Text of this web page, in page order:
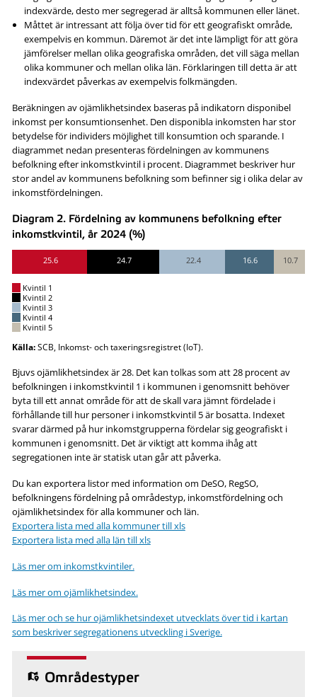
indexvärde, desto mer segregerad är alltså kommunen eller länet.
Måttet är intressant att följa över tid för ett geografiskt område,
exempelvis en kommun. Däremot är det inte lämpligt för att göra
jämförelser mellan olika geografiska områden, det vill säga mellan
olika kommuner och mellan olika län. Förklaringen till detta är att
indexvärdet påverkas av exempelvis folkmängden.
Beräkningen av ojämlikhetsindex baseras på indikatorn disponibel
inkomst per konsumtionsenhet. Den disponibla inkomsten har stor
betydelse för individers möjlighet till konsumtion och sparande. I
diagrammet nedan presenteras fördelningen av kommunens
befolkning efter inkomstkvintil i procent. Diagrammet beskriver hur
stor andel av kommunens befolkning som befinner sig i olika delar av
inkomstfördelningen.
Diagram 2. Fördelning av kommunens befolkning efter
inkomstkvintil, år 2024 (%)
25.6 24.7 22.4 16.6 10.7
Kvintil 1
Kvintil 2
Kvintil 3
Kvintil 4
Kvintil 5
Källa:SCB, Inkomst- och taxeringsregistret (IoT).
Bjuvs ojämlikhetsindex är 28. Det kan tolkas som att 28 procent av
befolkningen i inkomstkvintil 1 i kommunen i genomsnitt behöver
byta till ett annat område för att de skall vara jämnt fördelade i
förhållande till hur personer i inkomstkvintil 5 är bosatta. Indexet
svarar därmed på hur inkomstgrupperna fördelar sig geografiskt i
kommunen i genomsnitt. Det är viktigt att komma ihåg att
segregationen inte är statisk utan går att påverka.
Du kan exportera listor med information om DeSO, RegSO,
befolkningens fördelning på områdestyp, inkomstfördelning och
ojämlikhetsindex för alla kommuner och län.
Exportera lista med alla kommuner till xls
Exportera lista med alla län till xls
Läs mer om inkomstkvintiler.
Läs mer om ojämlikhetsindex.
Läs mer och se hur ojämlikhetsindexet utvecklats över tid i kartan
som beskriver segregationens utveckling i Sverige.
Områdestyper